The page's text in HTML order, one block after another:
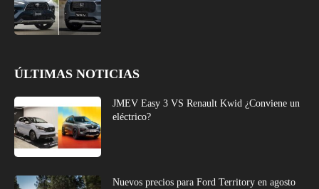
ÚLTIMAS NOTICIAS
JMEV Easy 3 VS Renault Kwid ¿Conviene un
eléctrico?
Nuevos precios para Ford Territory en agosto